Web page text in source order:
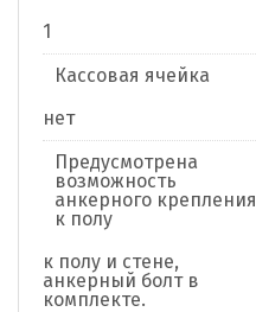
1
Кассовая ячейка
нет
Предусмотрена
возможность
анкерного крепления
к полу
к полу и стене,
анкерный болт в
комплекте.